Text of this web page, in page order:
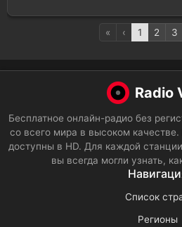
« ‹ 1 2 3
Radio
Бесплатное онлайн-радио без
со всего мира в высоком
доступны в HD. Для каждой
вы всегда могли узнать,
Список
Регионы